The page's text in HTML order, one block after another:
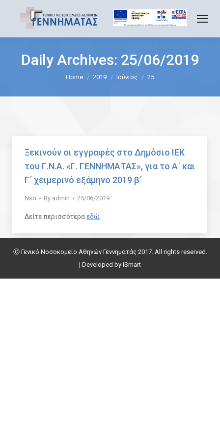
Daily Archives: 25/06/2019
Home 2019 Ιούνιος 25
Ξεκινούν οι εγγραφές στο Δημόσιο ΙΕΚ
του Γ.Ν.Α. «Γ. ΓΕΝΝΗΜΑΤΑΣ», για το Α΄ και
Γ΄ χειμερινό εξάμηνο 2019 β΄
Νέα By admin 25/06/2019
Δείτε περισσότεραεδώ
Ⓒ Γενικό Νοσοκομείο Αθηνών Γεννηματάς 2017. All rights reserved.
| Developed by iSmart